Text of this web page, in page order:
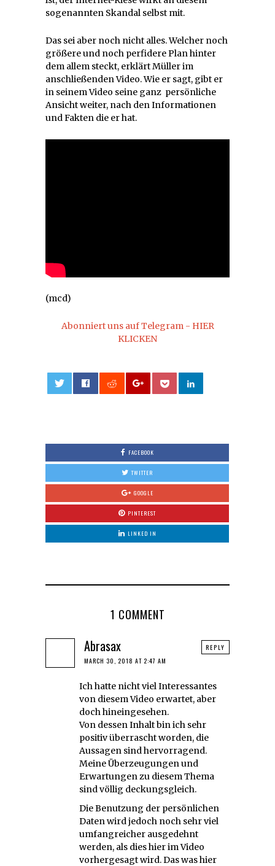
sogenannten Skandal selbst mit.
Das sei aber noch nicht alles. Welcher noch
größere und noch perfidere Plan hinter
dem allem steckt, erklärtMüller im
anschließenden Video. Wie er sagt, gibt er
in seinem Video seine ganz persönliche
Ansicht weiter, nach den Informationen
und Fakten die er hat.
(mcd)
Abonniert uns auf Telegram - HIER
KLICKEN
FACEBOOK
TWITTER
GOOGLE
PINTEREST
LINKED IN
1 COMMENT
Abrasax
MARCH 30, 2018 AT 2:47 AM
Ich hatte nicht viel Interessantes
von diesem Video erwartet, aber
doch hineingesehen.
Von dessen Inhalt bin ich sehr
positiv überrascht worden, die
Aussagen sind hervorragend.
Meine Überzeugungen und
Erwartungen zu diesem Thema
sind völlig deckungsgleich.
Die Benutzung der persönlichen
Daten wird jedoch noch sehr viel
umfangreicher ausgedehnt
werden, als dies hier im Video
vorhergesagt wird. Das was hier
REPLY